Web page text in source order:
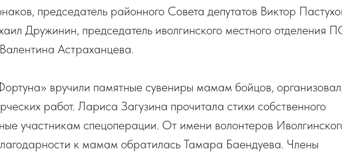
председатель районного Совета депутатов Виктор
Дружинин, председатель иволгинского местного отделения
Астраханцева.
вручили памятные сувениры мамам бойцов,
работ. Лариса Загузина прочитала стихи собственного
участникам спецоперации. От имени волонтеров
к мамам обратилась Тамара Баендуева. Члены